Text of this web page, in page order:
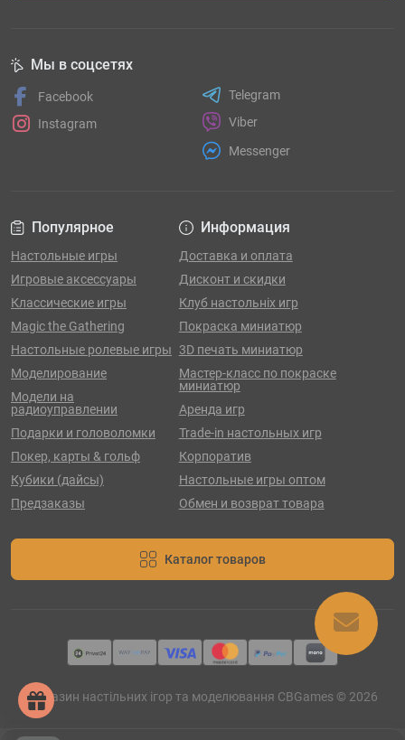
Популярное
Настольные игры
Игровые аксессуары
Классические игры
Magic the Gathering
Настольные ролевые игры
Моделирование
Модели на
радиоуправлении
Подарки и головоломки
Покер, карты & гольф
Кубики (дайсы)
Предзаказы
Информация
Доставка и оплата
Дисконт и скидки
Клуб настольніх игр
Покраска миниатюр
3D печать миниатюр
Мастер-класс по покраске
миниатюр
Аренда игр
Trade-in настольных игр
Корпоратив
Настольные игры оптом
Обмен и возврат товара
Каталог товаров
Мы в соцсетях
Facebook
Instagram
Telegram
Viber
Messenger
Магазин настільних ігор та моделювання CBGames © 2026